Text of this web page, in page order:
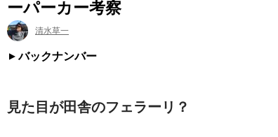
ーパーカー考察
清水草一
バックナンバー
見た目が田舎のフェラーリ？